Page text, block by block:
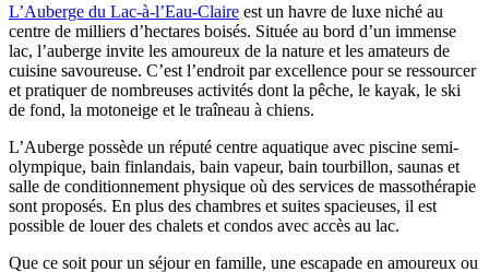
L’Auberge du Lac-à-l’Eau-Claire est un havre de luxe niché au
centre de milliers d’hectares boisés. Située au bord d’un immense
lac, l’auberge invite les amoureux de la nature et les amateurs de
cuisine savoureuse. C’est l’endroit par excellence pour se ressourcer
et pratiquer de nombreuses activités dont la pêche, le kayak, le ski
de fond, la motoneige et le traîneau à chiens.
L’Auberge possède un réputé centre aquatique avec piscine semi-
olympique, bain finlandais, bain vapeur, bain tourbillon, saunas et
salle de conditionnement physique où des services de massothérapie
sont proposés. En plus des chambres et suites spacieuses, il est
possible de louer des chalets et condos avec accès au lac.
Que ce soit pour un séjour en famille, une escapade en amoureux ou